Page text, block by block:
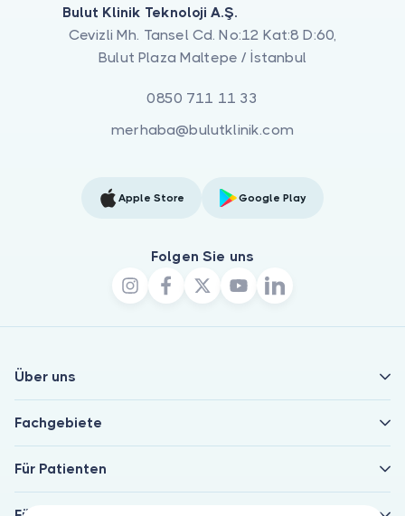
Bulut Klinik Teknoloji A.Ş.
Cevizli Mh. Tansel Cd. No:12 Kat:8 D:60,
Bulut Plaza Maltepe / İstanbul
0850 711 11 33
merhaba@bulutklinik.com
Apple Store Google Play
Folgen Sie uns
Über uns
Fachgebiete
Für Patienten